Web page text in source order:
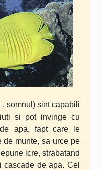
somnul) sint capabili
si pot invinge cu
apa, fapt care le
de munte, sa urce pe
icre, strabatand
de apa. Cel